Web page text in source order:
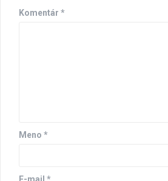
Komentár *
Meno *
E-mail *